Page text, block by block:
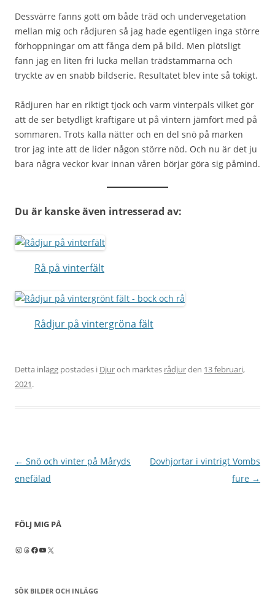
Dessvärre fanns gott om både träd och undervegetation
mellan mig och rådjuren så jag hade egentligen inga större
förhoppningar om att fånga dem på bild. Men plötsligt
fann jag en liten fri lucka mellan trädstammarna och
tryckte av en snabb bildserie. Resultatet blev inte så tokigt.
Rådjuren har en riktigt tjock och varm vinterpäls vilket gör
att de ser betydligt kraftigare ut på vintern jämfört med på
sommaren. Trots kalla nätter och en del snö på marken
tror jag inte att de lider någon större nöd. Och nu är det ju
bara några veckor kvar innan våren börjar göra sig påmind.
Du är kanske även intresserad av:
Rå på vinterfält
Rådjur på vintergröna fält
Detta inlägg postades i Djuroch märktes rådjurden 13 februari,
2021.
Inläggsnavigering
← Snö och vinter på Måryds
enefälad
Dovhjortar i vintrigt Vombs
fure →
FÖLJ MIG PÅ
Instagram
Threads
Facebook
YouTube
X
SÖK BILDER OCH INLÄGG